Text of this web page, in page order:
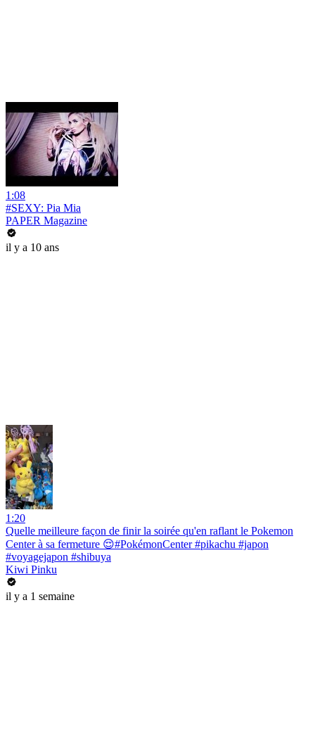
1:08
#SEXY: Pia Mia
PAPER Magazine
il y a 10 ans
1:20
Quelle meilleure façon de finir la soirée qu'en raflant le Pokemon
Center à sa fermeture 😌#PokémonCenter #pikachu #japon
#voyagejapon #shibuya
Kiwi Pinku
il y a 1 semaine